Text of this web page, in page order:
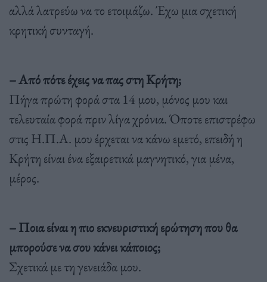
αλλά λατρεύω να το ετοιμάζω. Έχω μια σχετική
κρητική συνταγή.
– Από πότε έχεις να πας στη Κρήτη;
Πήγα πρώτη φορά στα 14 μου, μόνος μου και
τελευταία φορά πριν λίγα χρόνια. Όποτε επιστρέφω
στις Η.Π.Α. μου έρχεται να κάνω εμετό, επειδή η
Κρήτη είναι ένα εξαιρετικά μαγνητικό, για μένα,
μέρος.
– Ποια είναι η πιο εκνευριστική ερώτηση που θα
μπορούσε να σου κάνει κάποιος;
Σχετικά με τη γενειάδα μου.